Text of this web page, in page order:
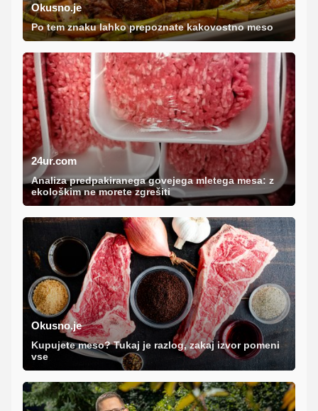
Okusno.je
Po tem znaku lahko prepoznate kakovostno meso
24ur.com
Analiza predpakiranega govejega mletega mesa: z
ekološkim ne morete zgrešiti
Okusno.je
Kupujete meso? Tukaj je razlog, zakaj izvor pomeni
vse